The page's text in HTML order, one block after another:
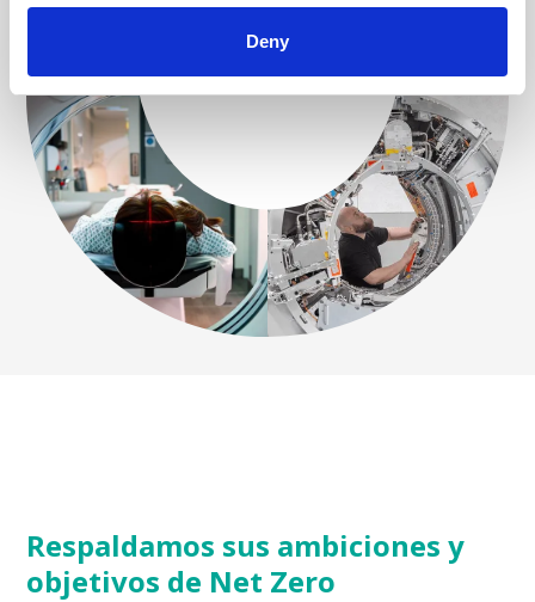
Deny
Respaldamos sus ambiciones y
objetivos de Net Zero